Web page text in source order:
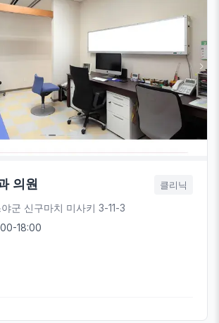
의원 클리닉
군 신구마치 미사키 3-11-3
18:00